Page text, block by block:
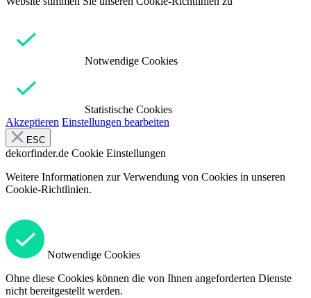
Notwendige Cookies
Statistische Cookies
Akzeptieren Einstellungen bearbeiten
ESC
dekorfinder.de Cookie Einstellungen
Weitere Informationen zur Verwendung von Cookies in unseren
Cookie-Richtlinien.
Notwendige Cookies
Ohne diese Cookies können die von Ihnen angeforderten Dienste
nicht bereitgestellt werden.